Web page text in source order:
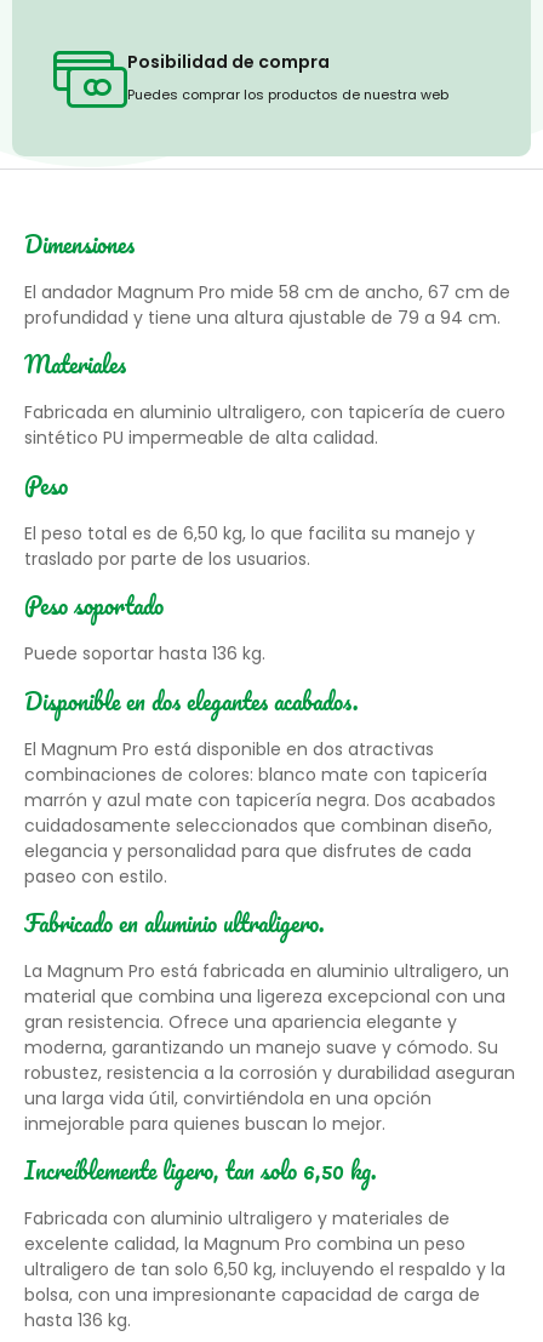
Posibilidad de compra
Puedes comprar los productos de nuestra web
Dimensiones
El andador Magnum Pro mide 58 cm de ancho, 67 cm de
profundidad y tiene una altura ajustable de 79 a 94 cm.
Materiales
Fabricada en aluminio ultraligero, con tapicería de cuero
sintético PU impermeable de alta calidad.
Peso
El peso total es de 6,50 kg, lo que facilita su manejo y
traslado por parte de los usuarios.
Peso soportado
Puede soportar hasta 136 kg.
Disponible en dos elegantes acabados.
El Magnum Pro está disponible en dos atractivas
combinaciones de colores: blanco mate con tapicería
marrón y azul mate con tapicería negra. Dos acabados
cuidadosamente seleccionados que combinan diseño,
elegancia y personalidad para que disfrutes de cada
paseo con estilo.
Fabricado en aluminio ultraligero.
La Magnum Pro está fabricada en aluminio ultraligero, un
material que combina una ligereza excepcional con una
gran resistencia. Ofrece una apariencia elegante y
moderna, garantizando un manejo suave y cómodo. Su
robustez, resistencia a la corrosión y durabilidad aseguran
una larga vida útil, convirtiéndola en una opción
inmejorable para quienes buscan lo mejor.
Increíblemente ligero, tan solo 6,50 kg.
Fabricada con aluminio ultraligero y materiales de
excelente calidad, la Magnum Pro combina un peso
ultraligero de tan solo 6,50 kg, incluyendo el respaldo y la
bolsa, con una impresionante capacidad de carga de
hasta 136 kg.